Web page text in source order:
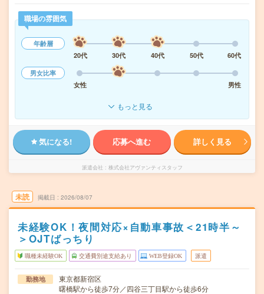
職場の雰囲気
年齢層
20代
30代 40代 50代
60代
男女比率
女性
男性
もっと見る
気になる! 応募へ進む 詳しく見る
派遣会社 株式会社アヴァンティスタッフ
未読 掲載日 2026/08/07
未経験OK！夜間対応×自動車事故＜21時半～
＞OJTばっちり
職種未経験OK 交通費別途支給あり WEB登録OK 派遣
勤務地
東京都新宿区
曙橋駅から徒歩7分／四谷三丁目駅から徒歩6分